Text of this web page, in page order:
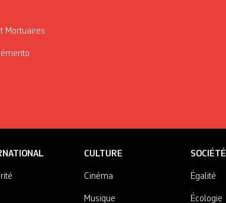
Mortuaires
CULTURE
Cinéma
Musique
SOCIÉTÉ
Égalité
Écologie